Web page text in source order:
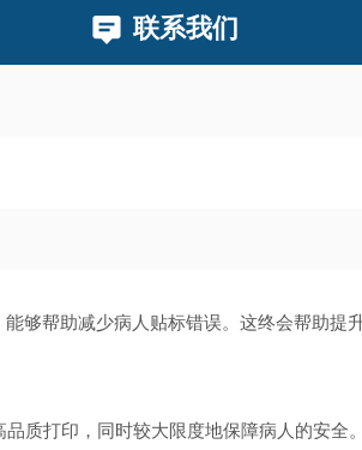
联系我们
够帮助减少病人贴标错误。这终会帮助提
质打印，同时较大限度地保障病人的安全